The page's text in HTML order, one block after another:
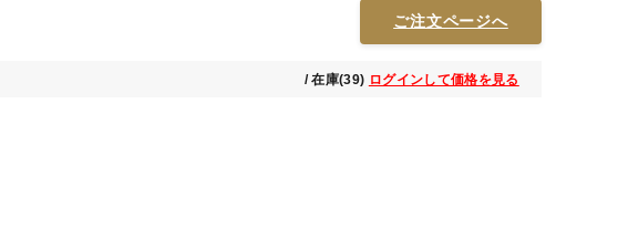
ご注文ページへ
/ 在庫(39) ログインして価格を見る